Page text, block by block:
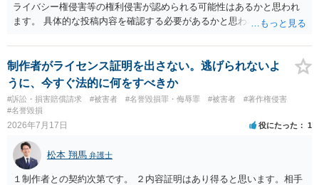
ライバシー権侵害等の権利侵害が認められる可能性はあるかと思われ
ます。 具体的な投稿内容を確認する必要があるかと思われますので、
でしょう。
制作者がライセンス証明を出さない。逃げられないよ
うに、今すぐ法的に何をすべきか
#訴訟・損害賠償請求 #被害者 #名誉毀損罪・侮辱罪 #被害者
#著作権侵害
#名誉毀損
2026年7月17日 役にたった 1
松本 翔馬 弁護士
１制作者との契約次第です。 ２内容証明はあり得ると思います。相手